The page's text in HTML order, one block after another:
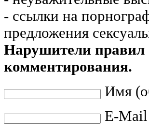
- ссылки на
предложения
Нарушители правил
комментирования.
Имя
E-Mail